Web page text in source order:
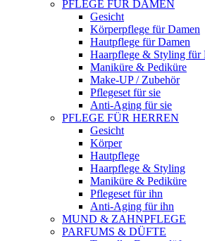
PFLEGE FÜR DAMEN
Gesicht
Körperpflege für Damen
Hautpflege für Damen
Haarpflege & Styling für
Maniküre & Pediküre
Make-UP / Zubehör
Pflegeset für sie
Anti-Aging für sie
PFLEGE FÜR HERREN
Gesicht
Körper
Hautpflege
Haarpflege & Styling
Maniküre & Pediküre
Pflegeset für ihn
Anti-Aging für ihn
MUND & ZAHNPFLEGE
PARFUMS & DÜFTE